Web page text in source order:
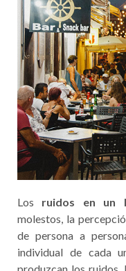
Los ruidos en un
molestos, la
de persona a
individual de cada